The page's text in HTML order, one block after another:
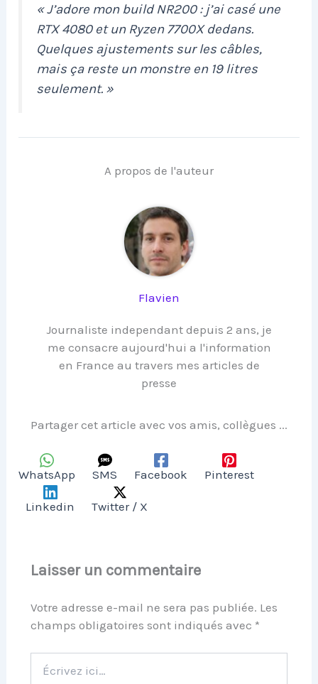
« J’adore mon build NR200 : j’ai casé une
RTX 4080 et un Ryzen 7700X dedans.
Quelques ajustements sur les câbles,
mais ça reste un monstre en 19 litres
seulement. »
A propos de l'auteur
Flavien
Journaliste independant depuis 2 ans, je
me consacre aujourd'hui a l'information
en France au travers mes articles de
presse
Partager cet article avec vos amis, collègues ...
WhatsApp SMS Facebook Pinterest
Linkedin Twitter / X
Laisser un commentaire
Votre adresse e-mail ne sera pas publiée. Les
champs obligatoires sont indiqués avec *
ici…